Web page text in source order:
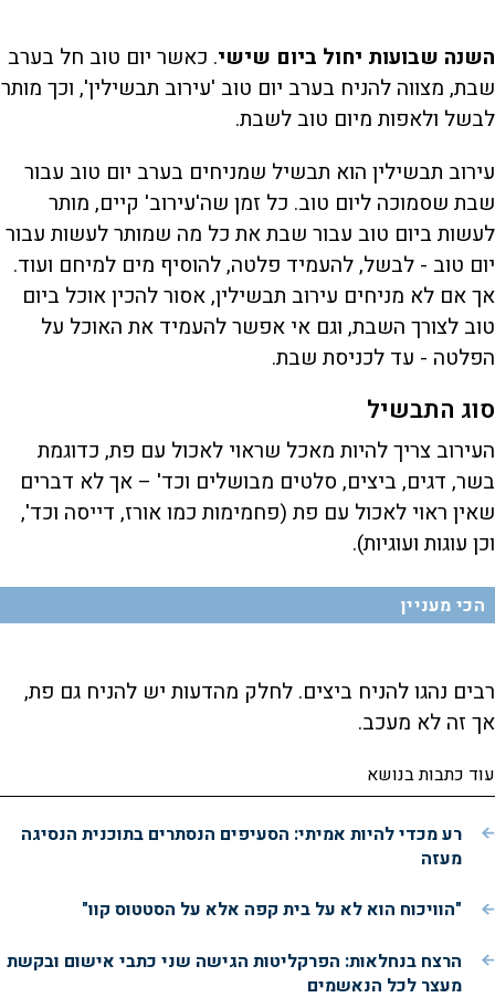
השנה שבועות יחול ביום שישי. כאשר יום טוב חל בערב
שבת, מצווה להניח בערב יום טוב 'עירוב תבשילין', וכך מותר
לבשל ולאפות מיום טוב לשבת.
עירוב תבשילין הוא תבשיל שמניחים בערב יום טוב עבור
שבת שסמוכה ליום טוב. כל זמן שה'עירוב' קיים, מותר
לעשות ביום טוב עבור שבת את כל מה שמותר לעשות עבור
יום טוב - לבשל, להעמיד פלטה, להוסיף מים למיחם ועוד.
אך אם לא מניחים עירוב תבשילין, אסור להכין אוכל ביום
טוב לצורך השבת, וגם אי אפשר להעמיד את האוכל על
הפלטה - עד לכניסת שבת.
סוג התבשיל
העירוב צריך להיות מאכל שראוי לאכול עם פת, כדוגמת
בשר, דגים, ביצים, סלטים מבושלים וכד' – אך לא דברים
שאין ראוי לאכול עם פת (פחמימות כמו אורז, דייסה וכד',
וכן עוגות ועוגיות).
הכי מעניין
רבים נהגו להניח ביצים. לחלק מהדעות יש להניח גם פת,
אך זה לא מעכב.
עוד כתבות בנושא
רע מכדי להיות אמיתי: הסעיפים הנסתרים בתוכנית הנסיגה
מעזה
"הוויכוח הוא לא על בית קפה אלא על הסטטוס קוו"
הרצח בנחלאות: הפרקליטות הגישה שני כתבי אישום ובקשת
מעצר לכל הנאשמים